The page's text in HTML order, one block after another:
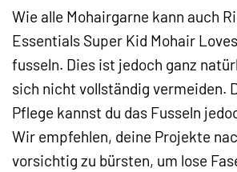
Wie alle Mohairgarne kann auch
Essentials Super Kid Mohair
fusseln. Dies ist jedoch ganz
sich nicht vollständig vermeiden.
Pflege kannst du das Fusseln
Wir empfehlen, deine Projekte
vorsichtig zu bürsten, um lose